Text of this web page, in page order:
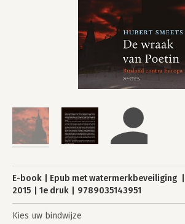
E-book Epub met watermerkbeveiliging
2015
1e druk 9789035143951
Kies uw bindwijze